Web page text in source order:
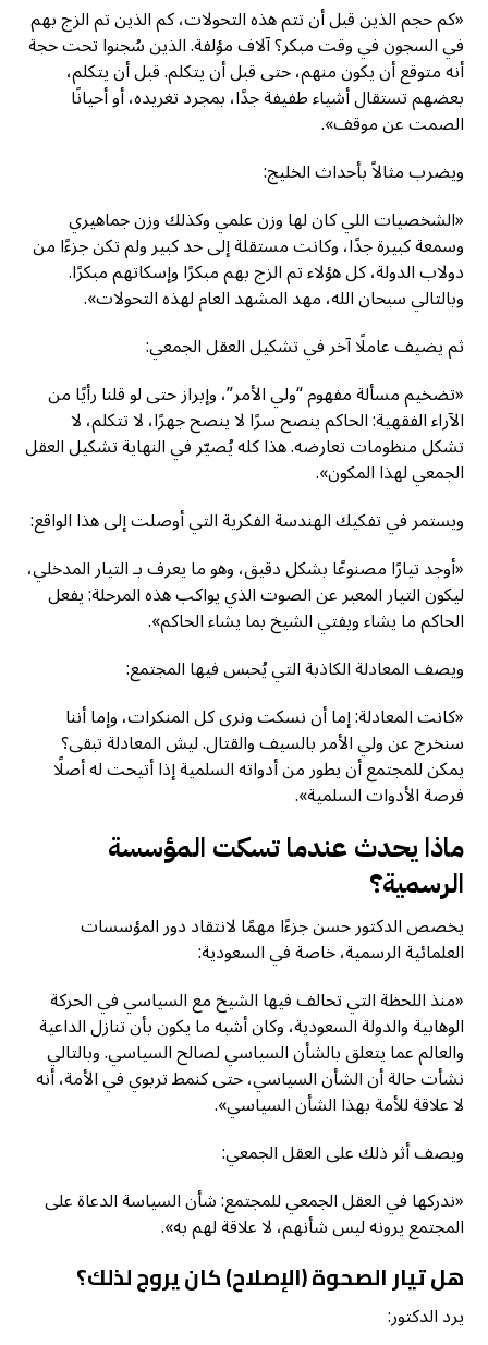
«كم حجم الذين قبل أن تتم هذه التحولات، كم الذين تم الزج بهم
في السجون في وقت مبكر؟ آلاف مؤلفة. الذين سُجنوا تحت حجة
أنه متوقع أن يكون منهم، حتى قبل أن يتكلم. قبل أن يتكلم،
بعضهم تستقال أشياء طفيفة جدًا، بمجرد تغريده، أو أحيانًا
الصمت عن موقف».
ويضرب مثالاً بأحداث الخليج:
«الشخصيات اللي كان لها وزن علمي وكذلك وزن جماهيري
وسمعة كبيرة جدًا، وكانت مستقلة إلى حد كبير ولم تكن جزءًا من
دولاب الدولة، كل هؤلاء تم الزج بهم مبكرًا وإسكاتهم مبكرًا.
وبالتالي سبحان الله، مهد المشهد العام لهذه التحولات».
ثم يضيف عاملًا آخر في تشكيل العقل الجمعي:
«تضخيم مسألة مفهوم “ولي الأمر”، وإبراز حتى لو قلنا رأيًا من
الآراء الفقهية: الحاكم ينصح سرًا لا ينصح جهرًا، لا تتكلم، لا
تشكل منظومات تعارضه. هذا كله يُصيّر في النهاية تشكيل العقل
الجمعي لهذا المكون».
ويستمر في تفكيك الهندسة الفكرية التي أوصلت إلى هذا الواقع:
«أوجد تيارًا مصنوعًا بشكل دقيق، وهو ما يعرف بـ التيار المدخلي،
ليكون التيار المعبر عن الصوت الذي يواكب هذه المرحلة: يفعل
الحاكم ما يشاء ويفتي الشيخ بما يشاء الحاكم».
ويصف المعادلة الكاذبة التي يُحبس فيها المجتمع:
«كانت المعادلة: إما أن نسكت ونرى كل المنكرات، وإما أننا
سنخرج عن ولي الأمر بالسيف والقتال. ليش المعادلة تبقى؟
يمكن للمجتمع أن يطور من أدواته السلمية إذا أتيحت له أصلًا
فرصة الأدوات السلمية».
ماذا يحدث عندما تسكت المؤسسة
الرسمية؟
يخصص الدكتور حسن جزءًا مهمًا لانتقاد دور المؤسسات
العلمائية الرسمية، خاصة في السعودية:
«منذ اللحظة التي تحالف فيها الشيخ مع السياسي في الحركة
الوهابية والدولة السعودية، وكان أشبه ما يكون بأن تنازل الداعية
والعالم عما يتعلق بالشأن السياسي لصالح السياسي. وبالتالي
نشأت حالة أن الشأن السياسي، حتى كنمط تربوي في الأمة، أنه
لا علاقة للأمة بهذا الشأن السياسي».
ويصف أثر ذلك على العقل الجمعي:
«ندركها في العقل الجمعي للمجتمع: شأن السياسة الدعاة على
المجتمع يرونه ليس شأنهم، لا علاقة لهم به».
هل تيار الصحوة (الإصلاح) كان يروج لذلك؟
يرد الدكتور: